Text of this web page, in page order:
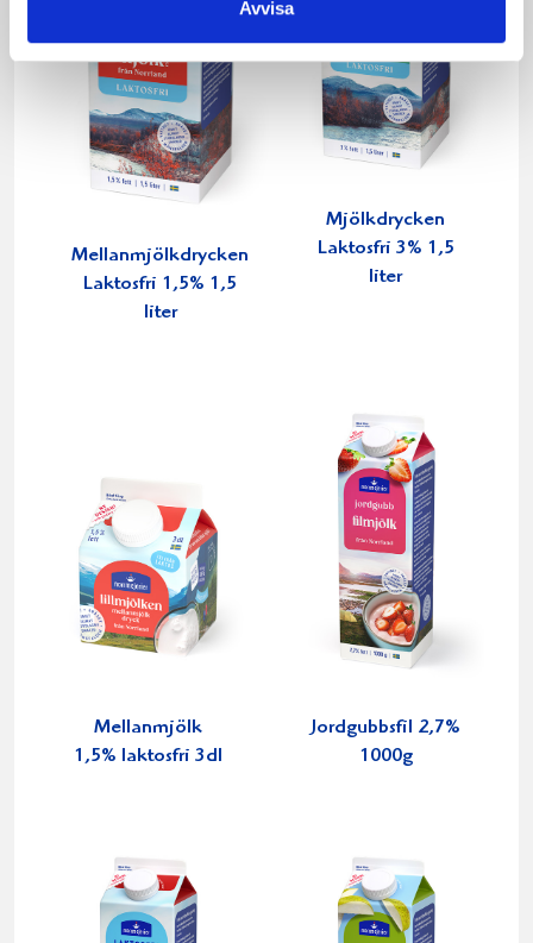
Avvisa
Mellanmjölkdrycken
Laktosfri 1,5% 1,5
liter
Mjölkdrycken
Laktosfri 3% 1,5
liter
Mellanmjölk
1,5% laktosfri 3dl
Jordgubbsfil 2,7%
1000g